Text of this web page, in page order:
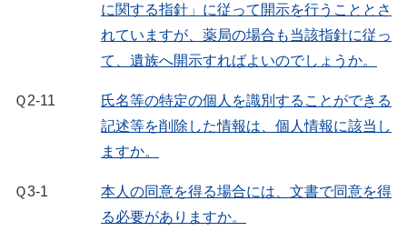
に関する指針」に従って開示を行うこととさ
れていますが、薬局の場合も当該指針に従っ
て、遺族へ開示すればよいのでしょうか。
Ｑ2-11
氏名等の特定の個人を識別することができる
記述等を削除した情報は、個人情報に該当し
ますか。
Ｑ3-1
本人の同意を得る場合には、文書で同意を得
る必要がありますか。